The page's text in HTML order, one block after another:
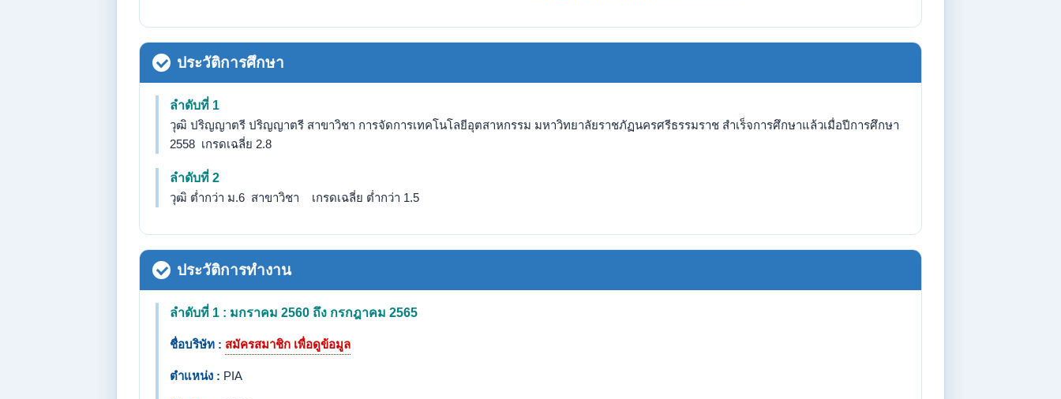
ประวัติการศึกษา
ลำดับที่ 1
วุฒิ ปริญญาตรี ปริญญาตรี สาขาวิชา การจัดการเทคโนโลยีอุตสาหกรรม มหาวิทยาลัยราชภัฏนครศรีธรรมราช สำเร็จการศึกษาแล้วเมื่อปีการศึกษา
2558 เกรดเฉลี่ย 2.8
ลำดับที่ 2
วุฒิ ต่ำกว่า ม.6 สาขาวิชา เกรดเฉลี่ย ต่ำกว่า 1.5
ประวัติการทำงาน
ลำดับที่ 1 : มกราคม 2560 ถึง กรกฎาคม 2565
ชื่อบริษัท : สมัครสมาชิก เพื่อดูข้อมูล
ตำแหน่ง : PIA